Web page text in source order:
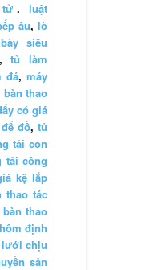
tử. luật
âu,lò
siêu
,tủ làm
đá,máy
bàn thao
có giá
đồ,tủ
tải con
tải công
kệ lắp
thao tác
bàn thao
định
lưới chịu
sản